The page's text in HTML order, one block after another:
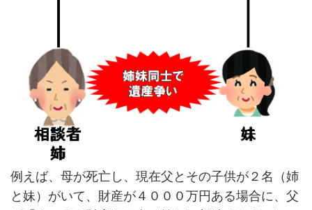
例えば、母が死亡し、現在父とその子供が２名（姉
と妹）がいて、財産が４０００万円ある場合に、父